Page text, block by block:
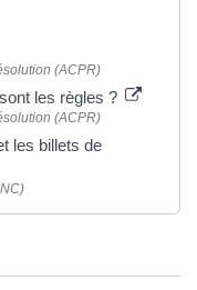
(ACPR)
les règles ?
(ACPR)
les billets de